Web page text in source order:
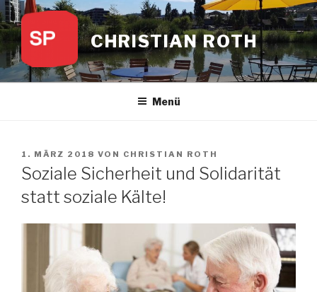
Zum
Inhalt
springen
CHRISTIAN ROTH
Menü
VERÖFFENTLICHT
AM
1. MÄRZ 2018 VON CHRISTIAN ROTH
Soziale Sicherheit und Solidarität
statt soziale Kälte!